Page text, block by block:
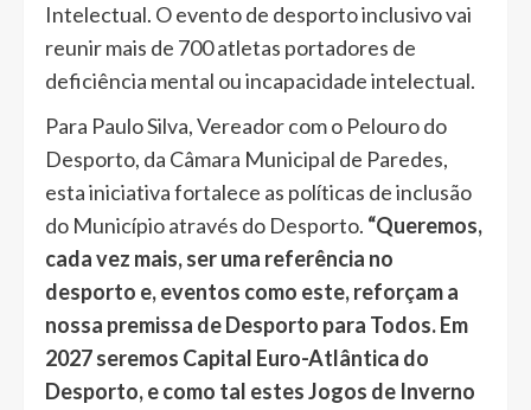
Intelectual. O evento de desporto inclusivo vai
reunir mais de 700 atletas portadores de
deficiência mental ou incapacidade intelectual.
Para Paulo Silva, Vereador com o Pelouro do
Desporto, da Câmara Municipal de Paredes,
esta iniciativa fortalece as políticas de inclusão
do Município através do Desporto. “Queremos,
cada vez mais, ser uma referência no
desporto e, eventos como este, reforçam a
nossa premissa de Desporto para Todos. Em
2027 seremos Capital Euro-Atlântica do
Desporto, e como tal estes Jogos de Inverno